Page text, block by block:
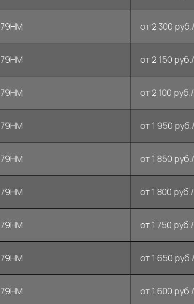
79НМ от 2 300
79НМ от 2 150
79НМ от 2 100
79НМ от 1 950
79НМ от 1 850
79НМ от 1 800
79НМ от 1 750
79НМ от 1 650
79НМ от 1 600